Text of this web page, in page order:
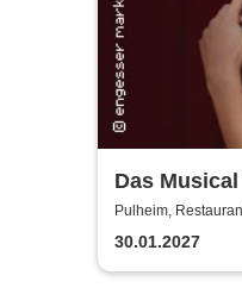
Das
garantierte
Pulheim,
30.01.2027